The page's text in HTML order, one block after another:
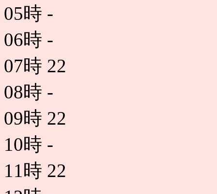
05時 -
06時 -
07時 22
08時 -
09時 22
10時 -
11時 22